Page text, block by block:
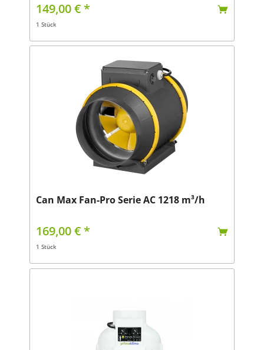
149,00 € *
1 Stück
Can Max Fan-Pro Serie AC 1218 m³/h
169,00 € *
1 Stück